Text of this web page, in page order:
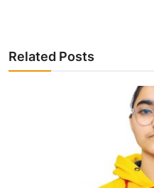
Related Posts